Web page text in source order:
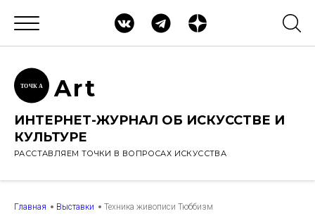
ТОЧК А Art
ИНТЕРНЕТ-ЖУРНАЛ ОБ ИСКУССТВЕ И
КУЛЬТУРЕ
РАССТАВЛЯЕМ ТОЧКИ В ВОПРОСАХ ИСКУССТВА
Главная Выставки Техника живописи Тюббизм